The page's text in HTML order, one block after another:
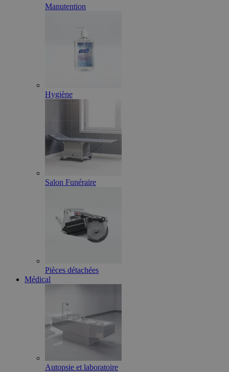
Manutention
Hygiène
Salon Funéraire
Pièces détachées
Médical
Autopsie et laboratoire